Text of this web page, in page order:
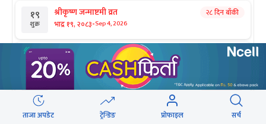
१९
शुक्र
श्रीकृष्ण जन्माष्टमी व्रत
भाद्र १९, २०८३-Sep 4, 2026
२८ दिन बाँकी
३
शनि
संविधान दिवस
असोज ३, २०८३-Sep 19, 2026
१ महिना बाँकी
२५
आइत -Oct 11, 2026
२ महिना बाँकी
ताजा अपडेट
ट्रेन्डिङ प्रोफाइल सर्च